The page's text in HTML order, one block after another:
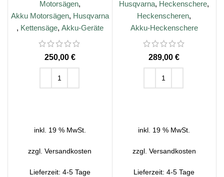
Motorsägen,
Akku Motorsägen, Husqvarna
, Kettensäge, Akku-Geräte
€
inkl. 19 % MwSt.
zzgl.Versandkosten
Lieferzeit: 4-5 Tage
Husqvarna, Heckenschere,
Heckenscheren,
Akku-Heckenschere
€
inkl. 19 % MwSt.
zzgl. Versandkosten
Lieferzeit:4-5 Tage